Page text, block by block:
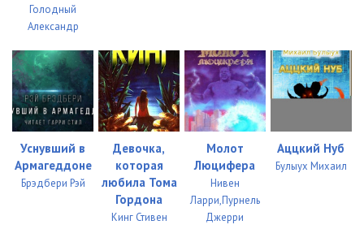
Голодный
Александр
Уснувший в
Армагеддоне
Брэдбери Рэй
Девочка,
которая
любила Тома
Гордона
Кинг Стивен
Молот
Люцифера
Нивен
Ларри,Пурнель
Джерри
Аццкий Нуб
Булыух Михаил